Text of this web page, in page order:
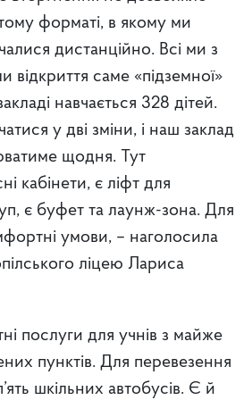
форматі, в якому ми
дистанційно. Всі ми з
відкриття саме «підземної»
навчається 328 дітей.
у дві зміни, і наш заклад
щодня. Тут
кабінети, є ліфт для
є буфет та лаунж-зона. Для
умови, – наголосила
ліцею Лариса
послуги для учнів з майже
пунктів. Для перевезення
шкільних автобусів. Є й